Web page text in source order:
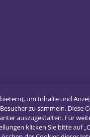
um Inhalte und
zu sammeln. Diese
auszugestalten. Für
klicken Sie bitte auf